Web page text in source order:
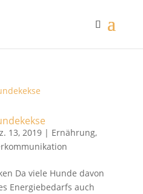
13, 2019| Ernährung,
Da viele Hunde davon
Energiebedarfs auch